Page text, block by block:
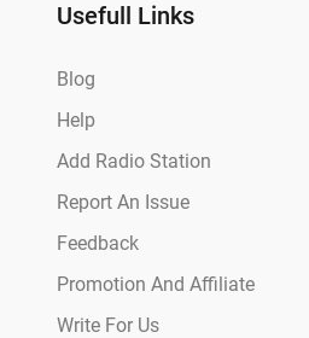
Usefull Links
Blog
Help
Add Radio Station
Report An Issue
Feedback
Promotion And Affiliate
Write For Us